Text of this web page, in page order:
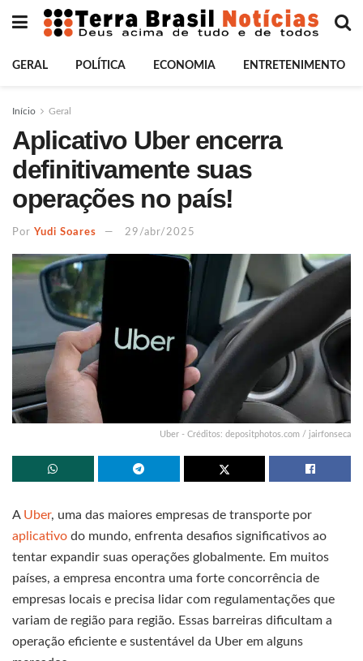
GERAL POLÍTICA ECONOMIA ENTRETENIMENTO
Início Geral
Aplicativo Uber encerra
definitivamente suas
operações no país!
Por Yudi Soares 29/abr/2025
Uber - Créditos: depositphotos.com / jairfonseca
A Uber, uma das maiores empresas de transporte por
aplicativo do mundo, enfrenta desafios significativos ao
tentar expandir suas operações globalmente. Em muitos
países, a empresa encontra uma forte concorrência de
empresas locais e precisa lidar com regulamentações que
variam de região para região. Essas barreiras dificultam a
operação eficiente e sustentável da Uber em alguns